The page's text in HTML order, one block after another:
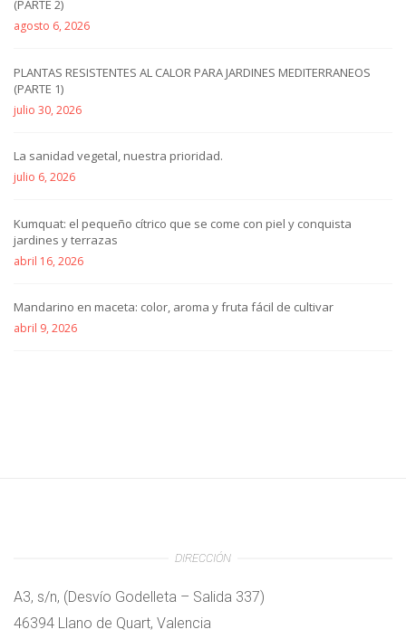
(PARTE 2)
agosto 6, 2026
PLANTAS RESISTENTES AL CALOR PARA JARDINES MEDITERRANEOS
(PARTE 1)
julio 30, 2026
La sanidad vegetal, nuestra prioridad.
julio 6, 2026
Kumquat: el pequeño cítrico que se come con piel y conquista
jardines y terrazas
abril 16, 2026
Mandarino en maceta: color, aroma y fruta fácil de cultivar
abril 9, 2026
DIRECCIÓN
A3, s/n, (Desvío Godelleta – Salida 337)
46394 Llano de Quart, Valencia